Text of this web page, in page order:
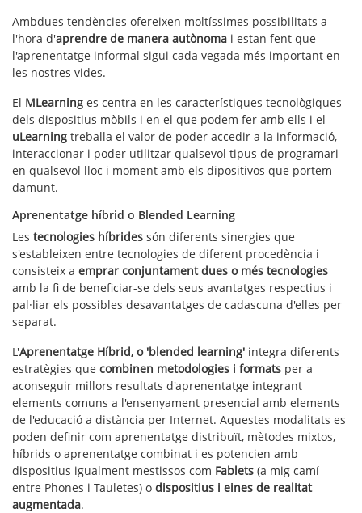
Ambdues tendències ofereixen moltíssimes possibilitats a
l'hora d'aprendre de manera autònoma i estan fent que
l'aprenentatge informal sigui cada vegada més important en
les nostres vides.
El MLearning es centra en les característiques tecnològiques
dels dispositius mòbils i en el que podem fer amb ells i el
uLearning treballa el valor de poder accedir a la informació,
interaccionar i poder utilitzar qualsevol tipus de programari
en qualsevol lloc i moment amb els dipositivos que portem
damunt.
Aprenentatge híbrid o Blended Learning
Les tecnologies híbrides són diferents sinergies que
s'estableixen entre tecnologies de diferent procedència i
consisteix a emprar conjuntament dues o més tecnologies
amb la fi de beneficiar-se dels seus avantatges respectius i
pal·liar els possibles desavantatges de cadascuna d'elles per
separat.
L'Aprenentatge Híbrid, o 'blended learning' integra diferents
estratègies que combinen metodologies i formats per a
aconseguir millors resultats d'aprenentatge integrant
elements comuns a l'ensenyament presencial amb elements
de l'educació a distància per Internet. Aquestes modalitats es
poden definir com aprenentatge distribuït, mètodes mixtos,
híbrids o aprenentatge combinat i es potencien amb
dispositius igualment mestissos com Fablets (a mig camí
entre Phones i Tauletes) o dispositius i eines de realitat
augmentada.